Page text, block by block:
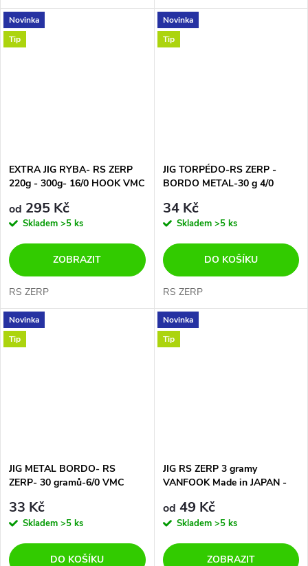
Novinka
Tip
EXTRA JIG RYBA- RS ZERP
220g - 300g- 16/0 HOOK VMC
od 295 Kč
Skladem >5 ks
ZOBRAZIT
RS ZERP
Novinka
Tip
JIG TORPÉDO-RS ZERP -
BORDO METAL-30 g 4/0
34 Kč
Skladem >5 ks
DO KOŠÍKU
RS ZERP
Novinka
Tip
JIG METAL BORDO- RS
ZERP- 30 gramů-6/0 VMC
33 Kč
Skladem >5 ks
DO KOŠÍKU
Novinka
Tip
JIG RS ZERP 3 gramy
VANFOOK Made in JAPAN -
od 49 Kč
Skladem >5 ks
ZOBRAZIT